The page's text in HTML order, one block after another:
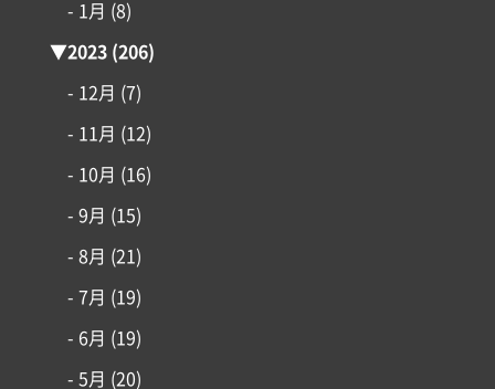
- 1月 (8)
▼2023(206)
- 12月 (7)
- 11月 (12)
- 10月 (16)
- 9月 (15)
- 8月 (21)
- 7月 (19)
- 6月 (19)
- 5月 (20)